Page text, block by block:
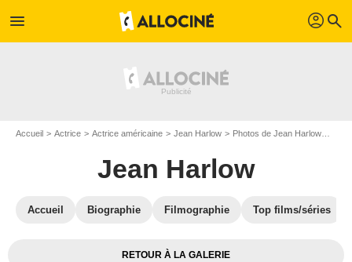
menu profil search
Accueil Actrice Actrice américaine Jean Harlow Photos de Jean Harlow
Jean Harlow
Accueil Biographie Filmographie Top films/séries
RETOUR À LA GALERIE